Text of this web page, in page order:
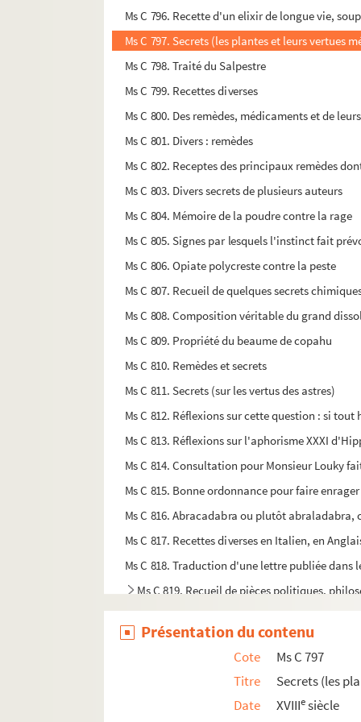
Ms C 796. Recette d'un elixir de longue vie,
Ms C 797. Secrets (les plantes et leurs vertues
Ms C 798. Traité du Salpestre
Ms C 799. Recettes diverses
Ms C 800. Des remèdes, médicaments et de
Ms C 801. Divers : remèdes
Ms C 802. Receptes des principaux remèdes
Ms C 803. Divers secrets de plusieurs auteurs
Ms C 804. Mémoire de la poudre contre la rage
Ms C 805. Signes par lesquels l'instinct fait
Ms C 806. Opiate polycreste contre la peste
Ms C 807. Recueil de quelques secrets
Ms C 808. Composition véritable du grand
Ms C 809. Propriété du beaume de copahu
Ms C 810. Remèdes et secrets
Ms C 811. Secrets (sur les vertus des astres)
Ms C 812. Réflexions sur cette question : si
Ms C 813. Réflexions sur l'aphorisme XXXI
Ms C 814. Consultation pour Monsieur Louky
Ms C 815. Bonne ordonnance pour faire
Ms C 816. Abracadabra ou plutôt
Ms C 817. Recettes diverses en Italien, en
Ms C 818. Traduction d'une lettre publiée dans
Ms C 819. Recueil de pièces politiques,
Ms C 820. Recueil de pièces politiques,
Ms C 821. Recueil factice de réflexions,
Ms C 822. Recueil factice de réflexions,
Ms C 823. Recueil factice de réflexions,
Ms C 824. Catalogues, listes de livres et
Présentation du contenu
Cote
Ms C 797
Titre
Secrets (les
Date
XVIIIesiècle